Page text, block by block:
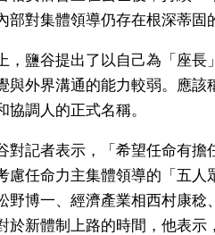
部對集體領導仍存在根深蒂固
，鹽谷提出了以自己為「座
與外界溝通的能力較弱。應
協調人的正式名稱。
對記者表示，「希望任命有
慮任命力主集體領導的「五
野博一、經濟產業相西村康
於新體制上路的時間，他表示